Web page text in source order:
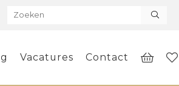
Vacatures Contact